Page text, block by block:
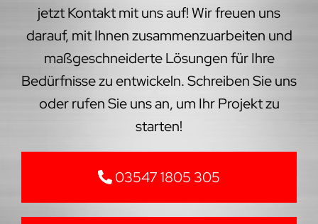
jetzt Kontakt mit uns auf! Wir freuen uns
darauf, mit Ihnen zusammenzuarbeiten und
maßgeschneiderte Lösungen für Ihre
Bedürfnisse zu entwickeln. Schreiben Sie uns
oder rufen Sie uns an, um Ihr Projekt zu
starten!
03547 1805 305